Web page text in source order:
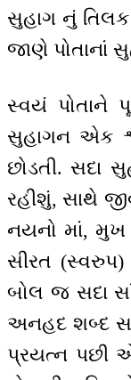
સુહાગ નું
જાણે પોતાનાં
સ્વયં પોતાને
સુહાગન એક
છોડતી. સદા
રહીશું, સાથે
નયનો માં,
સીરત
બોલ જ સદા
અનહદ શબ્દ
પ્રયત્ન પછી